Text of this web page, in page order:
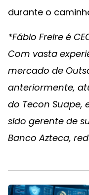
durante o
*Fábio Freire é
Com vasta
mercado de
anteriormente,
do Tecon Suape,
sido gerente de
Banco Azteca,